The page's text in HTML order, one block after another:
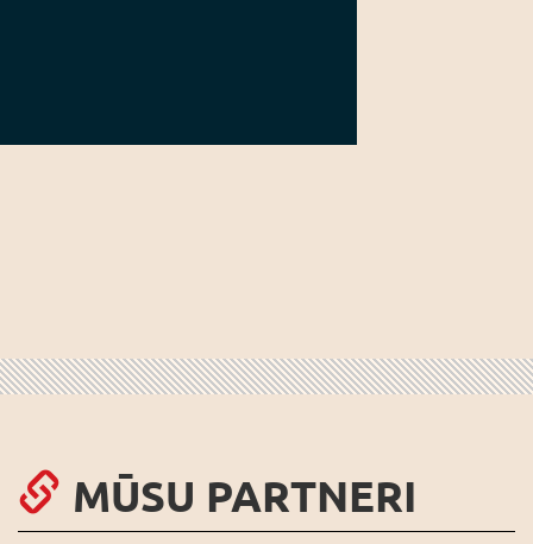
MŪSU PARTNERI